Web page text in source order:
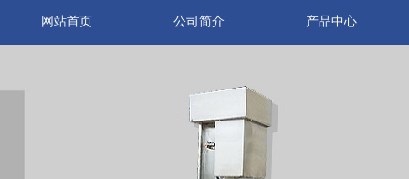
网站首页 公司简介 产品中心